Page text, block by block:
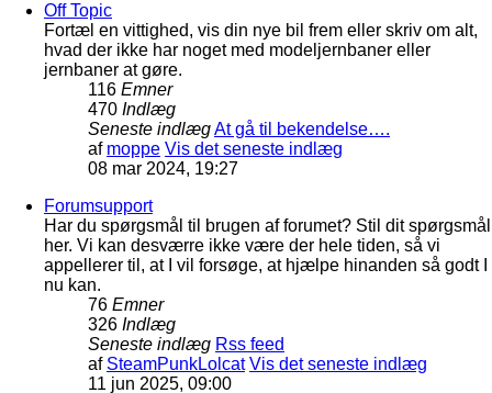
Off Topic
Fortæl en vittighed, vis din nye bil frem eller skriv om alt,
hvad der ikke har noget med modeljernbaner eller
jernbaner at gøre.
116 Emner
470 Indlæg
Seneste indlægAt gå til bekendelse….
af moppe Vis det seneste indlæg
08 mar 2024, 19:27
Forumsupport
Har du spørgsmål til brugen af forumet? Stil dit spørgsmål
her. Vi kan desværre ikke være der hele tiden, så vi
appellerer til, at I vil forsøge, at hjælpe hinanden så godt I
nu kan.
76 Emner
326 Indlæg
Seneste indlæg Rss feed
af SteamPunkLolcat Vis det seneste indlæg
11 jun 2025, 09:00